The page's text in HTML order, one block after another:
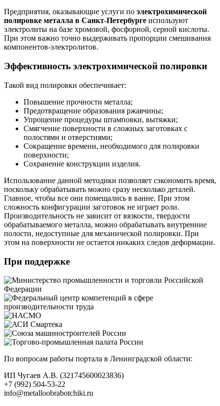
Предприятия, оказывающие услуги по электрохимической
полировке металла в Санкт-Петербурге используют
электролиты на базе хромовой, фосфорной, серной кислоты.
При этом важно точно выдерживать пропорции смешивания
компонентов-электролитов.
Эффективность электрохимической полировки
Такой вид полировки обеспечивает:
Повышение прочности металла;
Предотвращение образования ржавчины;
Упрощение процедуры штамповки, вытяжки;
Смягчение поверхности в сложных заготовках с
полостями и отверстиями;
Сокращение времени, необходимого для полировки
поверхности;
Сохранение конструкции изделия.
Использование данной методики позволяет сэкономить время,
поскольку обрабатывать можно сразу несколько деталей.
Главное, чтобы все они помещались в ванне. При этом
сложность конфигурации заготовок не играет роли.
Производительность не зависит от вязкости, твердости
обрабатываемого металла, можно обрабатывать внутренние
полости, недоступные для механической полировки. При
этом на поверхности не остается никаких следов деформации.
При поддержке
По вопросам работы портала в Ленинградской области:
ИП Чугаев А.В. (321745600023836)
+7 (992) 504-53-22
info@metalloobrabotchiki.ru